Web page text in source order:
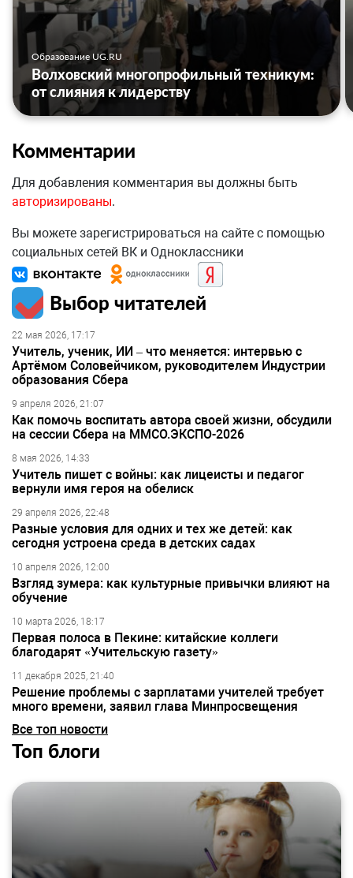
Образование UG.RU
Волховский многопрофильный техникум:
от слияния к лидерству
Комментарии
Для добавления комментария вы должны быть
авторизированы.
Вы можете зарегистрироваться на сайте с помощью
социальных сетей ВК и Одноклассники
Выбор читателей
22 мая 2026, 17:17
Учитель, ученик, ИИ – что меняется: интервью с
Артёмом Соловейчиком, руководителем Индустрии
образования Сбера
9 апреля 2026, 21:07
Как помочь воспитать автора своей жизни, обсудили
на сессии Сбера на ММСО.ЭКСПО-2026
8 мая 2026, 14:33
Учитель пишет с войны: как лицеисты и педагог
вернули имя героя на обелиск
29 апреля 2026, 22:48
Разные условия для одних и тех же детей: как
сегодня устроена среда в детских садах
10 апреля 2026, 12:00
Взгляд зумера: как культурные привычки влияют на
обучение
10 марта 2026, 18:17
Первая полоса в Пекине: китайские коллеги
благодарят «Учительскую газету»
11 декабря 2025, 21:40
Решение проблемы с зарплатами учителей требует
много времени, заявил глава Минпросвещения
Все топ новости
Топ блоги